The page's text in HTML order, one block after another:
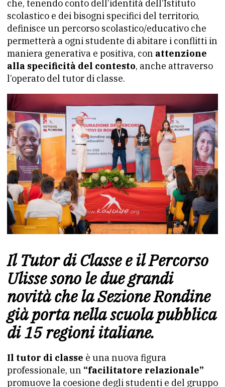
che, tenendo conto dell’identità dell’Istituto
scolastico e dei bisogni specifici del territorio,
definisce un percorso scolastico/educativo che
permetterà a ogni studente di abitare i conflitti in
maniera generativa e positiva, con attenzione
alla specificità del contesto, anche attraverso
l’operato del tutor di classe.
Il Tutor di Classe e il Percorso
Ulisse sono le due grandi
novità che la Sezione Rondine
già porta nella scuola pubblica
di 15 regioni italiane.
Il tutor di classe è una nuova figura
professionale, un “facilitatore relazionale”
promuove la coesione degli studenti e del gruppo